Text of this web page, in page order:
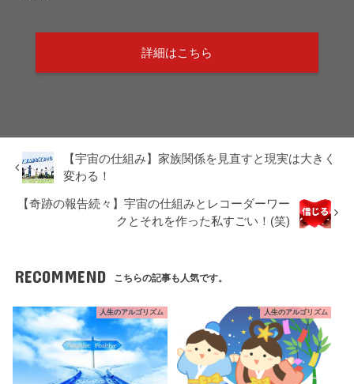
詳細はこちら
【宇宙の仕組み】家族関係を見直すと現実は大きく
変わる！
【奇跡の報告続々】宇宙の仕組みとレコーダーワー
クとそれを作った私すごい！(笑)
RECOMMEND こちらの記事も人気です。
人生のアルゴリズム 人生のアルゴリズム